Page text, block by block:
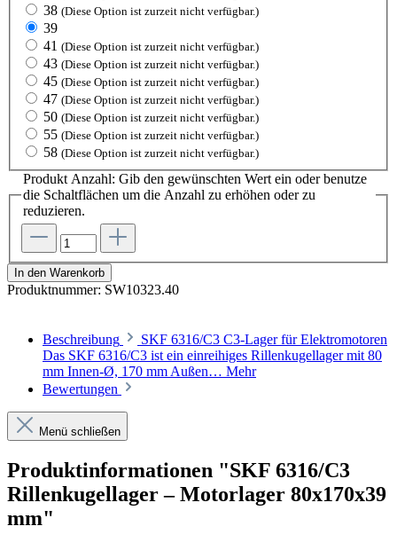
38 (Diese Option ist zurzeit nicht verfügbar.)
39
41 (Diese Option ist zurzeit nicht verfügbar.)
43 (Diese Option ist zurzeit nicht verfügbar.)
45 (Diese Option ist zurzeit nicht verfügbar.)
47 (Diese Option ist zurzeit nicht verfügbar.)
50 (Diese Option ist zurzeit nicht verfügbar.)
55 (Diese Option ist zurzeit nicht verfügbar.)
58 (Diese Option ist zurzeit nicht verfügbar.)
Produkt Anzahl: Gib den gewünschten Wert ein oder benutze
die Schaltflächen um die Anzahl zu erhöhen oder zu
reduzieren.
In den Warenkorb
Produktnummer: SW10323.40
Beschreibung
SKF 6316/C3 C3-Lager für Elektromotoren
Das SKF 6316/C3 ist ein einreihiges Rillenkugellager mit 80
mm Innen-Ø, 170 mm Außen… Mehr
Bewertungen
Menü schließen
Produktinformationen "SKF 6316/C3
Rillenkugellager – Motorlager 80x170x39
mm"